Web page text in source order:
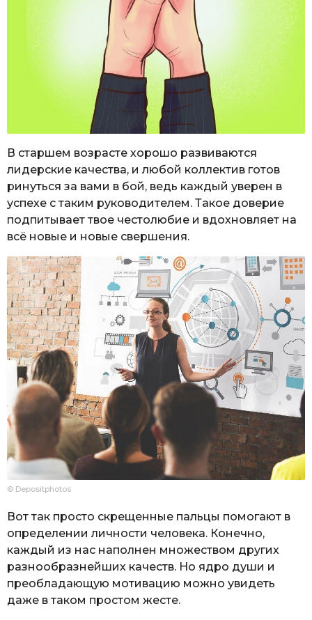
В старшем возрасте хорошо развиваются
лидерские качества, и любой коллектив готов
ринуться за вами в бой, ведь каждый уверен в
успехе с таким руководителем. Такое доверие
подпитывает твое честолюбие и вдохновляет на
всё новые и новые свершения.
© Depositphotos
Вот так просто скрещенные пальцы помогают в
определении личности человека. Конечно,
каждый из нас наполнен множеством других
разнообразнейших качеств. Но ядро души и
преобладающую мотивацию можно увидеть
даже в таком простом жесте.